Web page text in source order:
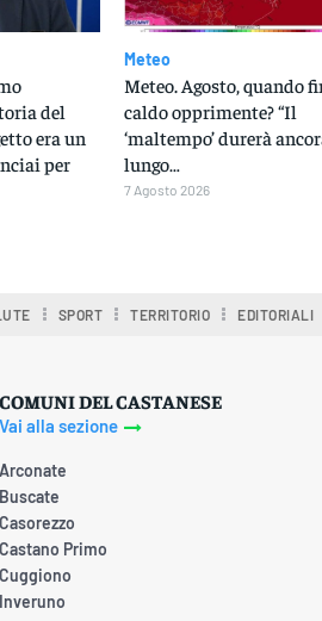
del
era un
per
Meteo
Meteo. Agosto, quando
caldo opprimente? “Il
‘maltempo’ durerà
lungo…
7 Agosto 2026
SPORT TERRITORIO EDITORIALI
COMUNI DEL CASTANESE
Vai alla sezione
Arconate
Buscate
Casorezzo
Castano Primo
Cuggiono
Inveruno